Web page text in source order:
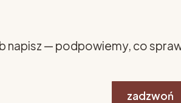
napisz — podpowiemy, co
zadzwoń